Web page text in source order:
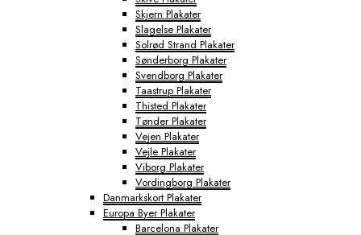
Skjern Plakater
Slagelse Plakater
Solrød Strand Plakater
Sønderborg Plakater
Svendborg Plakater
Taastrup Plakater
Thisted Plakater
Tønder Plakater
Vejen Plakater
Vejle Plakater
Viborg Plakater
Vordingborg Plakater
Danmarkskort Plakater
Europa Byer Plakater
Barcelona Plakater